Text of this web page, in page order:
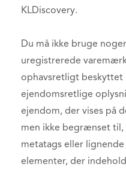
KLDiscovery.
Du må ikke bruge
uregistrerede
ophavsretligt beskyttet
ejendomsretlige
ejendom, der vises på
men ikke begrænset
metatags eller
elementer, der